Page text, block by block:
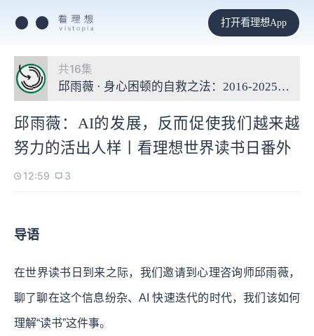
打开看理想App
共16集
邱雨薇 · 身心困顿的自救之法：2016-2025十年
邱雨薇：AI的发展，反而促使我们越来越
努力的活出人样丨看理想世界读书日番外
12:59 3
导语
在世界读书日到来之际，我们邀请到心理咨询师邱雨薇，
聊了聊在这个信息纷杂、AI 快速迭代的时代，我们该如何
理解“读书”这件事。